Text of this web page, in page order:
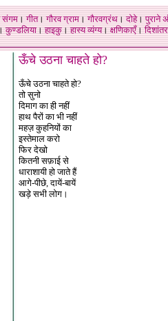
संगम।गीत।गौरव ग्राम।गौरवग्रंथ।दोहे।पुराने
कुण्डलिया।हाइकु।हास्य व्यंग्य।क्षणिकाएँ।दिशांतर
ऊँचे उठना चाहते हो?
ऊँचे उठना चाहते हो?
तो सुनो
दिमाग का ही नहीं
हाथ पैरों का भी नहीं
महज़ कुहनियों का
इस्तेमाल करो
फिर देखो
कितनी सफ़ाई से
धाराशायी हो जाते हैं
आगे-पीछे, दायें-बायें
खड़े सभी लोग।